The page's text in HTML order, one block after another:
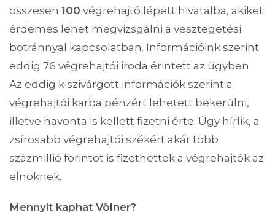
összesen 100 végrehajtó lépett hivatalba, akiket
érdemes lehet megvizsgálni a vesztegetési
botránnyal kapcsolatban. Információink szerint
eddig 76 végrehajtói iroda érintett az ügyben.
Az eddig kiszivárgott információk szerint a
végrehajtói karba pénzért lehetett bekerülni,
illetve havonta is kellett fizetni érte. Úgy hírlik, a
zsírosabb végrehajtói székért akár több
százmillió forintot is fizethettek a végrehajtók az
elnöknek.
Mennyit kaphat Völner?